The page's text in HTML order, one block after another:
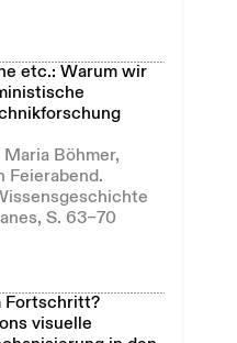
etc.: Warum wir
Böhmer,
Feierabend.
S. 63–70
Fortschritt?
visuelle